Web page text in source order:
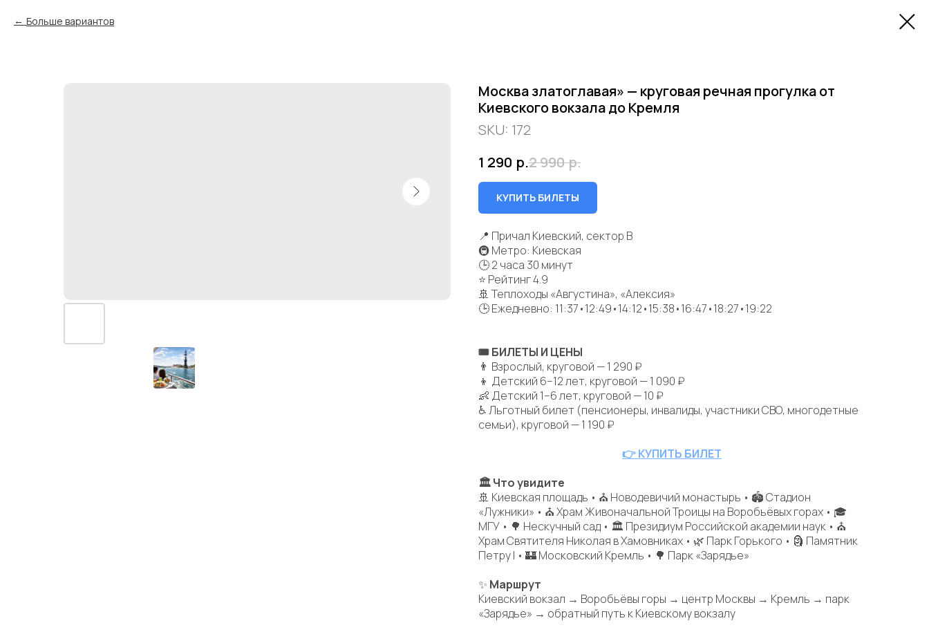
Больше вариантов
Москва златоглавая» — круговая речная прогулка от
Киевского вокзала до Кремля
SKU: 172
1 290 р.2 990 р.
КУПИТЬ БИЛЕТЫ
📍 Причал Киевский, сектор B
🚇 Метро: Киевская
🕒 2 часа 30 минут
⭐ Рейтинг 4.9
🚢 Теплоходы «Августина», «Алексия»
🕒 Ежедневно: 11:37•12:49•14:12•15:38•16:47•18:27•19:22
🎟 БИЛЕТЫ И ЦЕНЫ
👨 Взрослый, круговой — 1 290 ₽
👦 Детский 6–12 лет, круговой — 1 090 ₽
👶 Детский 1–6 лет, круговой — 10 ₽
♿ Льготный билет (пенсионеры, инвалиды, участники СВО, многодетные
семьи), круговой — 1 190 ₽
👉 КУПИТЬ БИЛЕТ
🏛 Что увидите
🚢 Киевская площадь • ⛪ Новодевичий монастырь • 🏟 Стадион
«Лужники» • ⛪ Храм Живоначальной Троицы на Воробьёвых горах • 🎓
МГУ • 🌳 Нескучный сад • 🏛 Президиум Российской академии наук • ⛪
Храм Святителя Николая в Хамовниках • 🌿 Парк Горького • 🗿 Памятник
Петру I • 🏰 Московский Кремль • 🌳 Парк «Зарядье»
✨ Маршрут
Киевский вокзал → Воробьёвы горы → центр Москвы → Кремль → парк
«Зарядье» → обратный путь к Киевскому вокзалу